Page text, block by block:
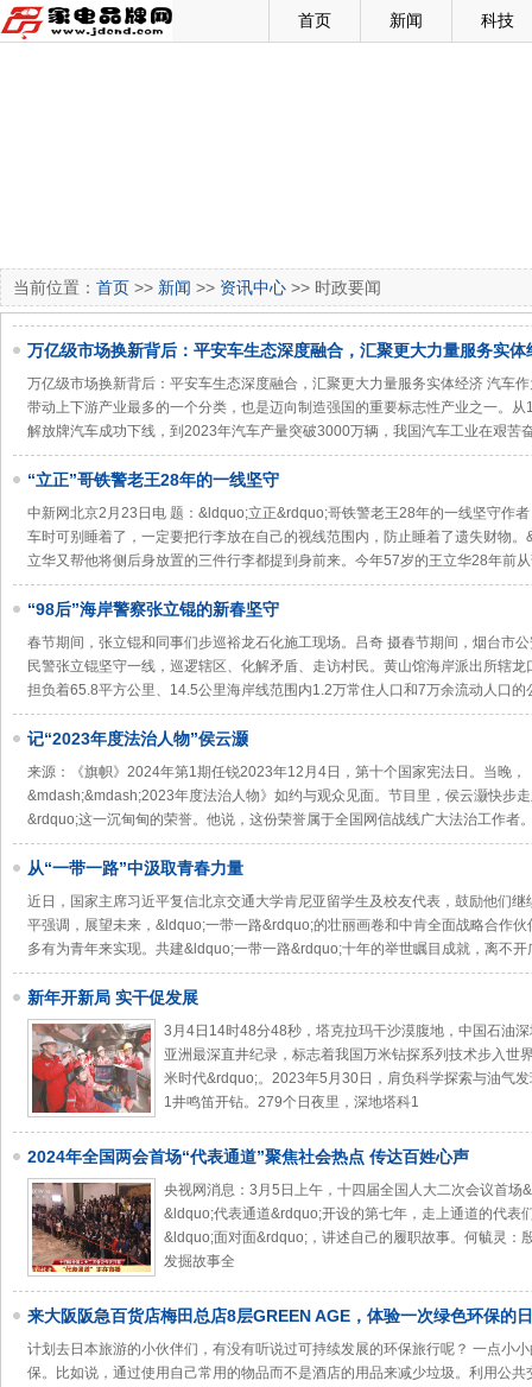
首页 新闻 科技
当前位置： 首页 >> 新闻 >> 资讯中心 >> 时政要闻
万亿级市场换新背后：平安车生态深度融合，汇聚更大力量服务实体
万亿级市场换新背后：平安车生态深度融合，汇聚更大力量服务实体经济 汽车
带动上下游产业最多的一个分类，也是迈向制造强国的重要标志性产业之一。
解放牌汽车成功下线，到2023年汽车产量突破3000万辆，我国汽车工业在艰苦
“立正”哥铁警老王28年的一线坚守
中新网北京2月23日电 题：&ldquo;立正&rdquo;哥铁警老王28年的一线坚守作
车时可别睡着了，一定要把行李放在自己的视线范围内，防止睡着了遗失财物
立华又帮他将侧后身放置的三件行李都提到身前来。今年57岁的王立华28年前
“98后”海岸警察张立锟的新春坚守
春节期间，张立锟和同事们步巡裕龙石化施工现场。吕奇 摄春节期间，烟台市
民警张立锟坚守一线，巡逻辖区、化解矛盾、走访村民。黄山馆海岸派出所辖
担负着65.8平方公里、14.5公里海岸线范围内1.2万常住人口和7万余流动人口的
记“2023年度法治人物”侯云灏
来源：《旗帜》2024年第1期任锐2023年12月4日，第十个国家宪法日。当晚，
&mdash;&mdash;2023年度法治人物》如约与观众见面。节目里，侯云灏快步
&rdquo;这一沉甸甸的荣誉。他说，这份荣誉属于全国网信战线广大法治工作者
从“一带一路”中汲取青春力量
近日，国家主席习近平复信北京交通大学肯尼亚留学生及校友代表，鼓励他们
平强调，展望未来，&ldquo;一带一路&rdquo;的壮丽画卷和中肯全面战略合作
多有为青年来实现。共建&ldquo;一带一路&rdquo;十年的举世瞩目成就，离不开
新年开新局 实干促发展
3月4日14时48分48秒，塔克拉玛干沙漠腹地，中国石油
亚洲最深直井纪录，标志着我国万米钻探系列技术步入世
米时代&rdquo;。2023年5月30日，肩负科学探索与油气
1井鸣笛开钻。279个日夜里，深地塔科1
2024年全国两会首场“代表通道”聚焦社会热点 传达百姓心声
央视网消息：3月5日上午，十四届全国人大二次会议首
&ldquo;代表通道&rdquo;开设的第七年，走上通道的代表
&ldquo;面对面&rdquo;，讲述自己的履职故事。何毓灵：
发掘故事全
来大阪阪急百货店梅田总店8层GREEN AGE，体验一次绿色环保的
计划去日本旅游的小伙伴们，有没有听说过可持续发展的环保旅行呢？ 一点小
保。比如说，通过使用自己常用的物品而不是酒店的用品来减少垃圾。利用公